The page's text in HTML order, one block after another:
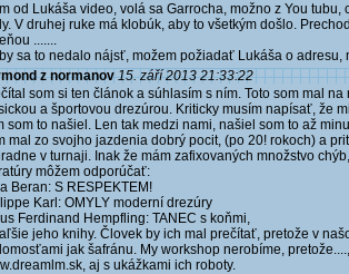
od Lukáša video, volá sa Garrocha, možno z You
V druhej ruke má klobúk, aby to všetkým došlo.
.......
sa to nedalo nájsť, možem požiadať Lukáša o adresu,
z normanov 15. září 2013 21:33:22
som si ten článok a súhlasím s ním. Toto som mal
a športovou drezúrou. Kriticky musím napísať, že
som to našiel. Len tak medzi nami, našiel som to až
mal zo svojho jazdenia dobrý pocit, (po 20! rokoch) a
v turnaji. Inak že mám zafixovaných množstvo
môžem odporúčať:
Beran: S RESPEKTEM!
Karl: OMYLY moderní drezúry
Ferdinand Hempfling: TANEC s koňmi,
jeho knihy. Človek by ich mal prečítať, pretože v
jak šafránu. My workshop nerobíme,
aj s ukážkami ich roboty.